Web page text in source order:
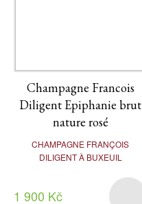
Champagne Francois
Diligent Epiphanie brut
nature rosé
CHAMPAGNE FRANÇOIS
DILIGENT À BUXEUIL
1 900 Kč